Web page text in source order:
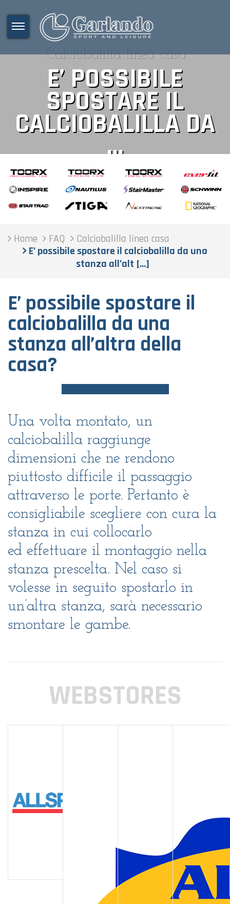
Calciobalilla linea casa
E’ POSSIBILE
SPOSTARE IL
CALCIOBALILLA DA
...
Home FAQ
Calciobalilla linea casa
E’ possibile spostare il calciobalilla da una
stanza all’alt [...]
E’ possibile spostare il
calciobalilla da una
stanza all’altra della
casa?
Una volta montato, un
calciobalilla raggiunge
dimensioni che ne rendono
piuttosto difficile il passaggio
attraverso le porte. Pertanto è
consigliabile scegliere con cura la
stanza in cui collocarlo
ed effettuare il montaggio nella
stanza prescelta. Nel caso si
volesse in seguito spostarlo in
un’altra stanza, sarà necessario
smontare le gambe.
WEBSTORES